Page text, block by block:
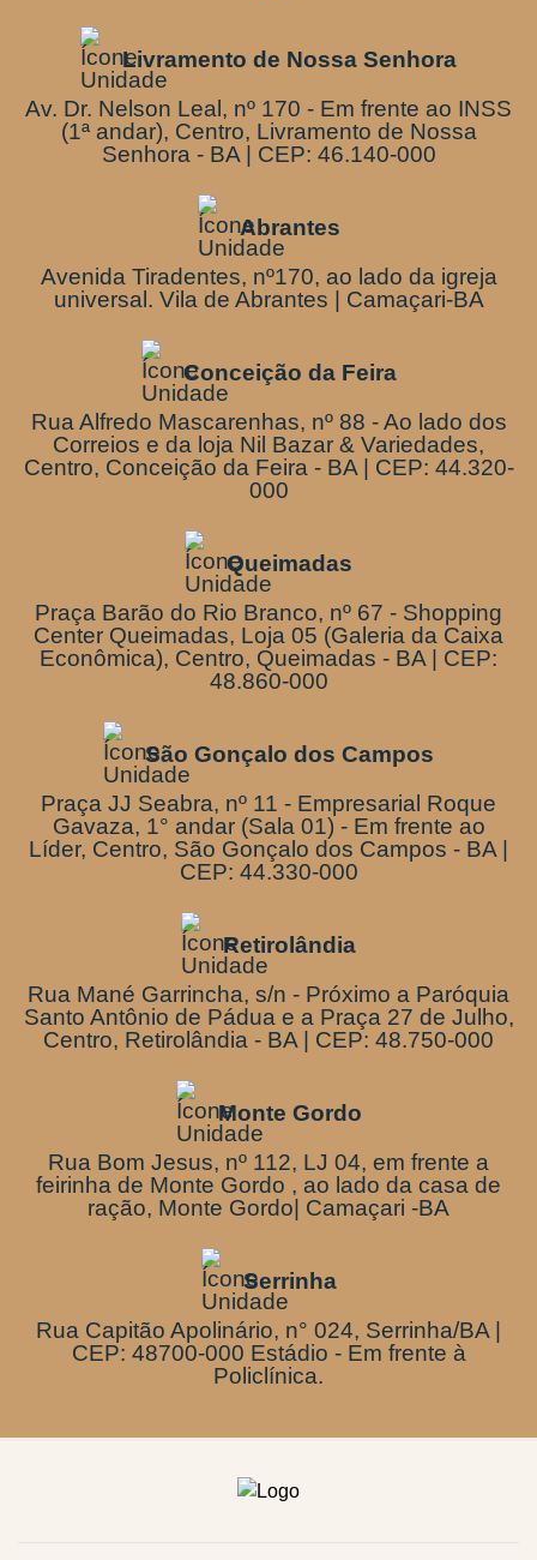
Livramento de Nossa Senhora
Av. Dr. Nelson Leal, nº 170 - Em frente ao INSS
(1ª andar), Centro, Livramento de Nossa
Senhora - BA | CEP: 46.140-000
Abrantes
Avenida Tiradentes, nº170, ao lado da igreja
universal. Vila de Abrantes | Camaçari-BA
Conceição da Feira
Rua Alfredo Mascarenhas, nº 88 - Ao lado dos
Correios e da loja Nil Bazar & Variedades,
Centro, Conceição da Feira - BA | CEP: 44.320-
000
Queimadas
Praça Barão do Rio Branco, nº 67 - Shopping
Center Queimadas, Loja 05 (Galeria da Caixa
Econômica), Centro, Queimadas - BA | CEP:
48.860-000
São Gonçalo dos Campos
Praça JJ Seabra, nº 11 - Empresarial Roque
Gavaza, 1° andar (Sala 01) - Em frente ao
Líder, Centro, São Gonçalo dos Campos - BA |
CEP: 44.330-000
Retirolândia
Rua Mané Garrincha, s/n - Próximo a Paróquia
Santo Antônio de Pádua e a Praça 27 de Julho,
Centro, Retirolândia - BA | CEP: 48.750-000
Monte Gordo
Rua Bom Jesus, nº 112, LJ 04, em frente a
feirinha de Monte Gordo , ao lado da casa de
ração, Monte Gordo| Camaçari -BA
Serrinha
Rua Capitão Apolinário, n° 024, Serrinha/BA |
CEP: 48700-000 Estádio - Em frente à
Policlínica.